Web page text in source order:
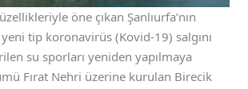
öne çıkan Şanlıurfa’nın
tip koronavirüs (Kovid-19) salgını
su sporları yeniden yapılmaya
Fırat Nehri üzerine kurulan Birecik